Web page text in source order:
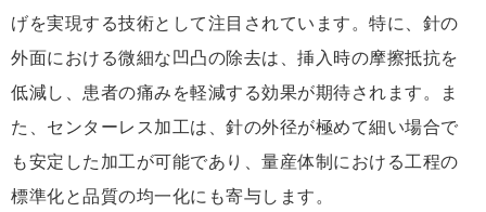
げを実現する技術として注目されています。特に、針の
外面における微細な凹凸の除去は、挿入時の摩擦抵抗を
低減し、患者の痛みを軽減する効果が期待されます。ま
た、センターレス加工は、針の外径が極めて細い場合で
も安定した加工が可能であり、量産体制における工程の
標準化と品質の均一化にも寄与します。